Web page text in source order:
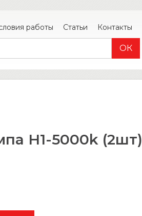
работы Статьи Контакты
H1-5000k (2шт)